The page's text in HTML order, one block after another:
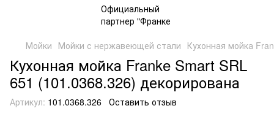
Мойки Мойки с нержавеющей стали Кухонная мойка
Кухонная мойка Franke Smart SRL
651 (101.0368.326) декорирована
Артикул: 101.0368.326 Оставить отзыв